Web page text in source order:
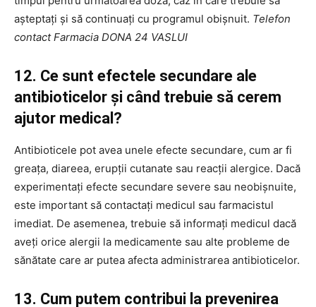
așteptați și să continuați cu programul obișnuit. Telefon
contact Farmacia DONA 24 VASLUI
12. Ce sunt efectele secundare ale
antibioticelor și când trebuie să cerem
ajutor medical?
Antibioticele pot avea unele efecte secundare, cum ar fi
greața, diareea, erupții cutanate sau reacții alergice. Dacă
experimentați efecte secundare severe sau neobișnuite,
este important să contactați medicul sau farmacistul
imediat. De asemenea, trebuie să informați medicul dacă
aveți orice alergii la medicamente sau alte probleme de
sănătate care ar putea afecta administrarea antibioticelor.
13. Cum putem contribui la prevenirea